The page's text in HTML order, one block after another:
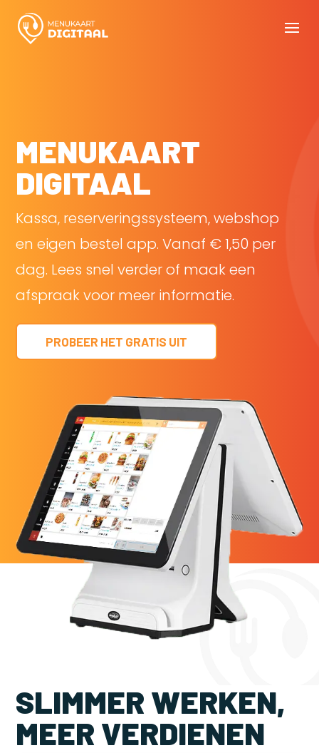
MENUKAART
DIGITAAL
Kassa, reserveringssysteem, webshop
en eigen bestel app. Vanaf € 1,50 per
dag. Lees snel verder of maak een
afspraak voor meer informatie.
PROBEER HET GRATIS UIT
SLIMMER WERKEN,
MEER VERDIENEN